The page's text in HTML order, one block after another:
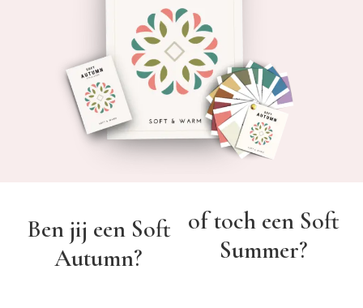
Ben jij een Soft
Autumn?
of toch een Soft
Summer?